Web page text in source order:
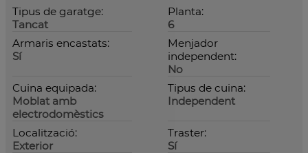
Tipus de garatge:
Tancat
Planta:
6
Armaris encastats:
Sí
Menjador
independent:
No
Cuina equipada:
Moblat amb
electrodomèstics
Tipus de cuina:
Independent
Localització:
Exterior
Traster:
Sí